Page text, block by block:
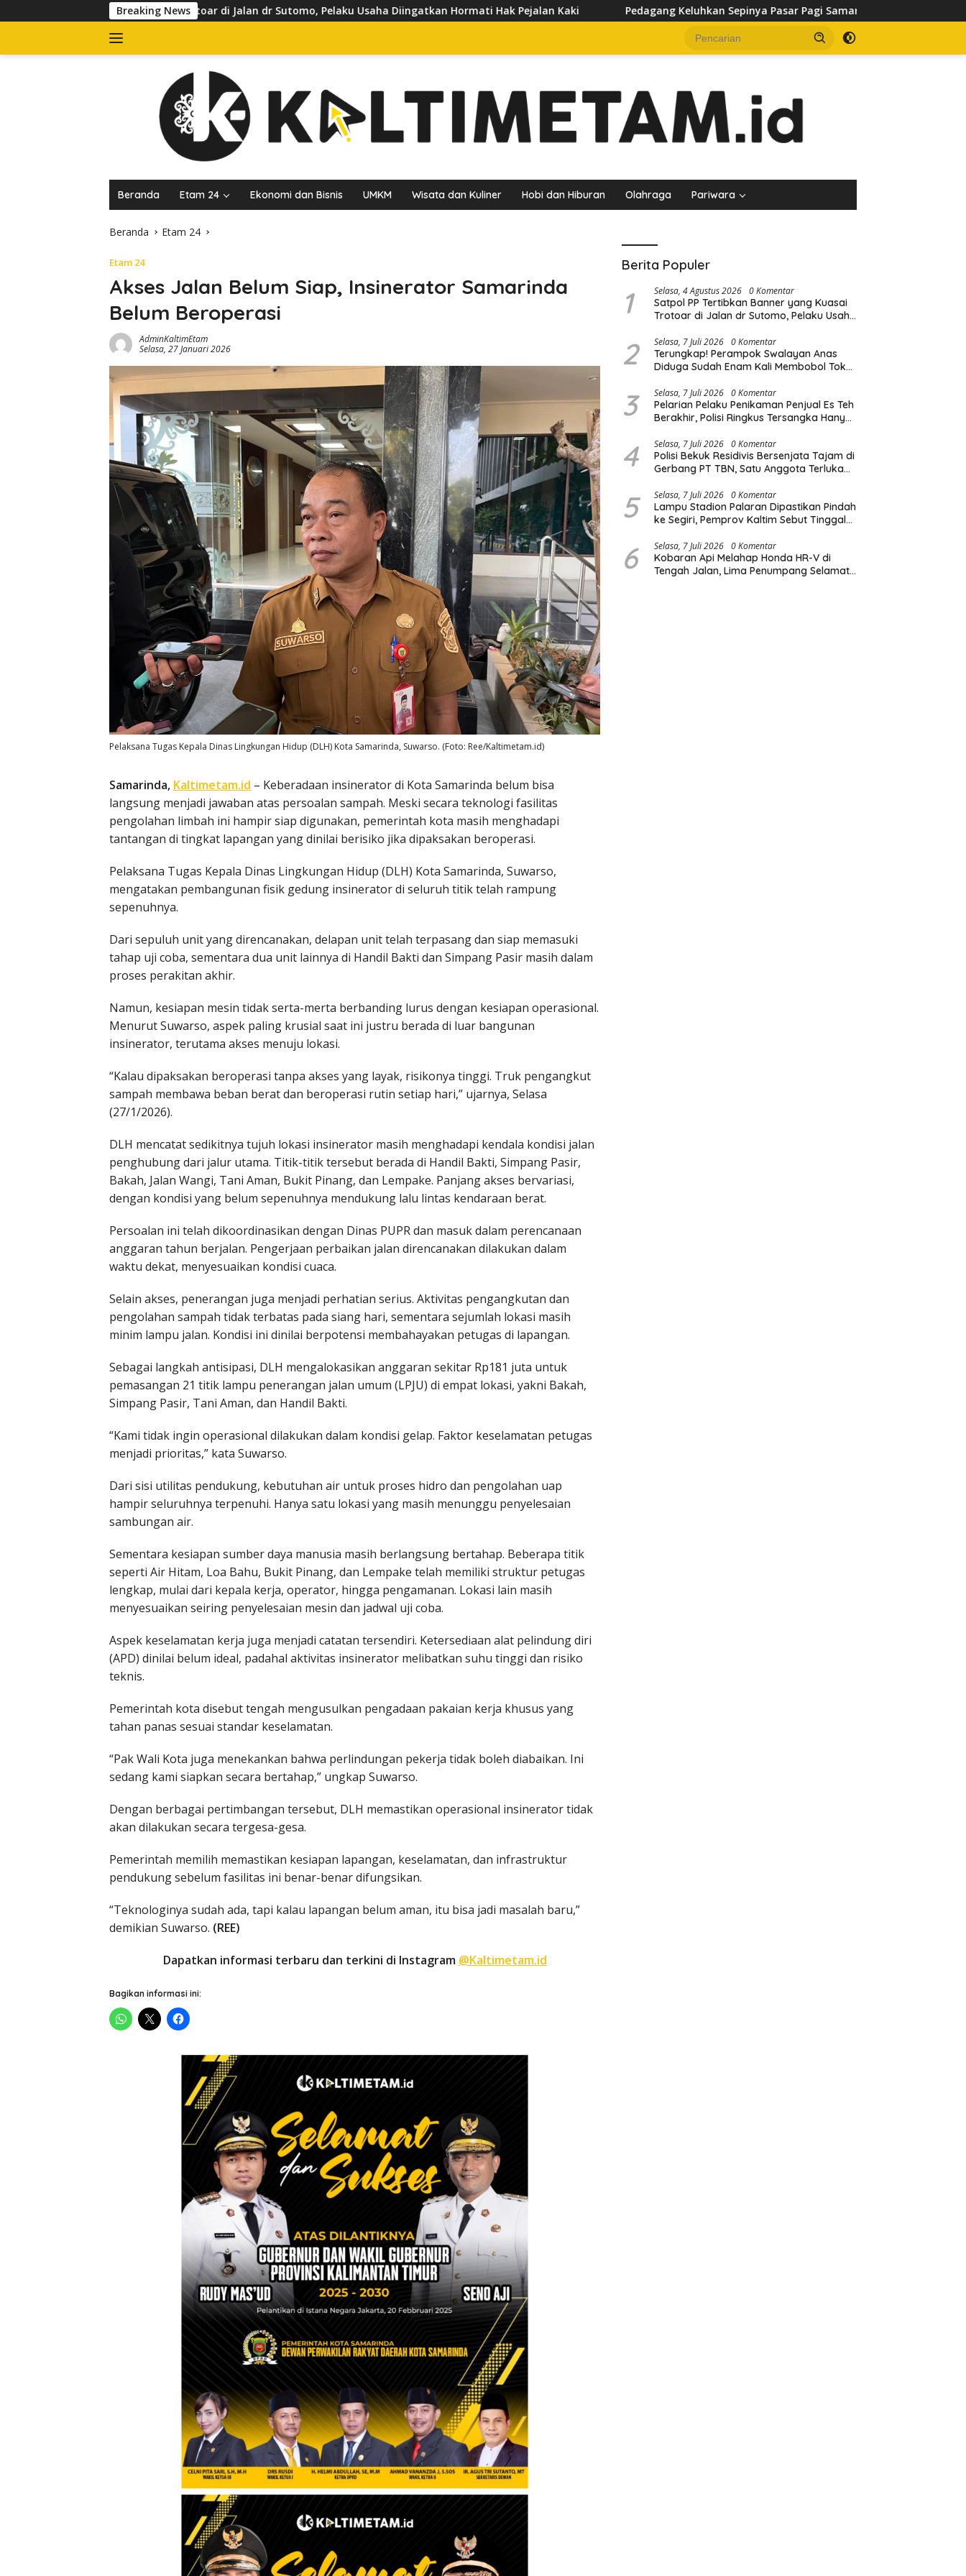
ke
Breaking News
Kuasai Trotoar di Jalan dr Sutomo, Pelaku Usaha Diingatkan Hormati Hak Pejalan Kaki Pedagang Keluhkan Sepinya Pasar Pagi Samarinda, Minta Pemkot Evaluasi Penataan Kios
Beranda Etam 24 Ekonomi dan Bisnis UMKM Wisata dan Kuliner Hobi dan Hiburan Olahraga Pariwara
Beranda Etam 24
Etam 24
Akses Jalan Belum Siap, Insinerator Samarinda
Belum Beroperasi
AdminKaltimEtam
Selasa, 27 Januari 2026
Pelaksana Tugas Kepala Dinas Lingkungan Hidup (DLH) Kota Samarinda, Suwarso. (Foto: Ree/Kaltimetam.id)
Samarinda, Kaltimetam.id – Keberadaan insinerator di Kota Samarinda belum bisa
langsung menjadi jawaban atas persoalan sampah. Meski secara teknologi fasilitas
pengolahan limbah ini hampir siap digunakan, pemerintah kota masih menghadapi
tantangan di tingkat lapangan yang dinilai berisiko jika dipaksakan beroperasi.
Pelaksana Tugas Kepala Dinas Lingkungan Hidup (DLH) Kota Samarinda, Suwarso,
mengatakan pembangunan fisik gedung insinerator di seluruh titik telah rampung
sepenuhnya.
Dari sepuluh unit yang direncanakan, delapan unit telah terpasang dan siap memasuki
tahap uji coba, sementara dua unit lainnya di Handil Bakti dan Simpang Pasir masih dalam
proses perakitan akhir.
Namun, kesiapan mesin tidak serta-merta berbanding lurus dengan kesiapan operasional.
Menurut Suwarso, aspek paling krusial saat ini justru berada di luar bangunan
insinerator, terutama akses menuju lokasi.
“Kalau dipaksakan beroperasi tanpa akses yang layak, risikonya tinggi. Truk pengangkut
sampah membawa beban berat dan beroperasi rutin setiap hari,” ujarnya, Selasa
(27/1/2026).
DLH mencatat sedikitnya tujuh lokasi insinerator masih menghadapi kendala kondisi jalan
penghubung dari jalur utama. Titik-titik tersebut berada di Handil Bakti, Simpang Pasir,
Bakah, Jalan Wangi, Tani Aman, Bukit Pinang, dan Lempake. Panjang akses bervariasi,
dengan kondisi yang belum sepenuhnya mendukung lalu lintas kendaraan berat.
Persoalan ini telah dikoordinasikan dengan Dinas PUPR dan masuk dalam perencanaan
anggaran tahun berjalan. Pengerjaan perbaikan jalan direncanakan dilakukan dalam
waktu dekat, menyesuaikan kondisi cuaca.
Selain akses, penerangan juga menjadi perhatian serius. Aktivitas pengangkutan dan
pengolahan sampah tidak terbatas pada siang hari, sementara sejumlah lokasi masih
minim lampu jalan. Kondisi ini dinilai berpotensi membahayakan petugas di lapangan.
Sebagai langkah antisipasi, DLH mengalokasikan anggaran sekitar Rp181 juta untuk
pemasangan 21 titik lampu penerangan jalan umum (LPJU) di empat lokasi, yakni Bakah,
Simpang Pasir, Tani Aman, dan Handil Bakti.
“Kami tidak ingin operasional dilakukan dalam kondisi gelap. Faktor keselamatan petugas
menjadi prioritas,” kata Suwarso.
Dari sisi utilitas pendukung, kebutuhan air untuk proses hidro dan pengolahan uap
hampir seluruhnya terpenuhi. Hanya satu lokasi yang masih menunggu penyelesaian
sambungan air.
Sementara kesiapan sumber daya manusia masih berlangsung bertahap. Beberapa titik
seperti Air Hitam, Loa Bahu, Bukit Pinang, dan Lempake telah memiliki struktur petugas
lengkap, mulai dari kepala kerja, operator, hingga pengamanan. Lokasi lain masih
menyesuaikan seiring penyelesaian mesin dan jadwal uji coba.
Aspek keselamatan kerja juga menjadi catatan tersendiri. Ketersediaan alat pelindung diri
(APD) dinilai belum ideal, padahal aktivitas insinerator melibatkan suhu tinggi dan risiko
teknis.
Pemerintah kota disebut tengah mengusulkan pengadaan pakaian kerja khusus yang
tahan panas sesuai standar keselamatan.
“Pak Wali Kota juga menekankan bahwa perlindungan pekerja tidak boleh diabaikan. Ini
sedang kami siapkan secara bertahap,” ungkap Suwarso.
Dengan berbagai pertimbangan tersebut, DLH memastikan operasional insinerator tidak
akan dilakukan secara tergesa-gesa.
Pemerintah memilih memastikan kesiapan lapangan, keselamatan, dan infrastruktur
pendukung sebelum fasilitas ini benar-benar difungsikan.
“Teknologinya sudah ada, tapi kalau lapangan belum aman, itu bisa jadi masalah baru,”
demikian Suwarso. (REE)
Dapatkan informasi terbaru dan terkini di Instagram @Kaltimetam.id
Bagikan informasi ini:
Berita Populer
1 Selasa, 4 Agustus 2026 0 Komentar
Satpol PP Tertibkan Banner yang Kuasai
Trotoar di Jalan dr Sutomo, Pelaku Usaha
2 Selasa, 7 Juli 2026 0 Komentar
Terungkap! Perampok Swalayan Anas
Diduga Sudah Enam Kali Membobol Toko
3 Selasa, 7 Juli 2026 0 Komentar
Pelarian Pelaku Penikaman Penjual Es Teh
Berakhir, Polisi Ringkus Tersangka Hanya
4 Selasa, 7 Juli 2026 0 Komentar
Polisi Bekuk Residivis Bersenjata Tajam di
Gerbang PT TBN, Satu Anggota Terluka
5 Selasa, 7 Juli 2026 0 Komentar
Lampu Stadion Palaran Dipastikan Pindah
ke Segiri, Pemprov Kaltim Sebut Tinggal
6 Selasa, 7 Juli 2026 0 Komentar
Kobaran Api Melahap Honda HR-V di
Tengah Jalan, Lima Penumpang Selamat